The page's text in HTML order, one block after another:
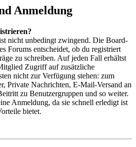
Anmeldung
nicht unbedingt zwingend. Die Board-
Forums entscheidet, ob du registriert
zu schreiben. Auf jeden Fall erhältst
Zugriff auf zusätzliche
nicht zur Verfügung stehen: zum
Private Nachrichten, E-Mail-Versand an
zu Benutzergruppen und so weiter.
Anmeldung, da sie schnell erledigt ist
bietet.